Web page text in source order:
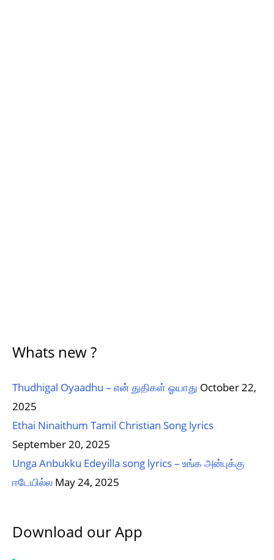
Whats new ?
Thudhigal Oyaadhu – என் துதிகள் ஓயாது October 22,
2025
Ethai Ninaithum Tamil Christian Song lyrics
September 20, 2025
Unga Anbukku Edeyilla song lyrics – உங்க அன்புக்கு
ஈடேயில்ல May 24, 2025
Download our App